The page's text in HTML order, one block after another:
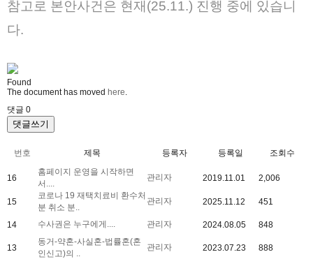
참고로 본안사건은 현재(25.11.) 진행 중에 있습니
다.
Found
The document has moved here.
댓글 0
댓글쓰기
번호 제목 등록자 등록일 조회수
16
홈페이지 운영을 시작하면
서....
관리자 2019.11.01 2,006
15
코로나 19 재택치료비 환수처
분 취소 분..
관리자 2025.11.12 451
14 수사권은 누구에게.... 관리자 2024.08.05 848
13
동거-약혼-사실혼-법률혼(혼
인신고)의 ..
관리자 2023.07.23 888